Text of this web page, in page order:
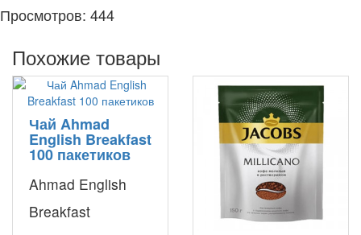
Просмотров: 444
Похожие товары
Чай Ahmad
English Breakfast
100 пакетиков
Ahmad English
Breakfast